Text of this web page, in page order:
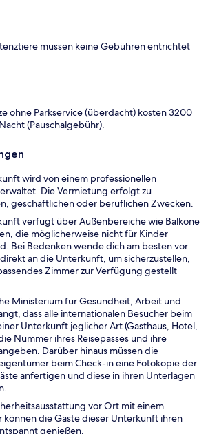
müssen keine Gebühren entrichtet
ohne Parkservice (überdacht) kosten 3200
(Pauschalgebühr).
wird von einem professionellen
Die Vermietung erfolgt zu
geschäftlichen oder beruflichen Zwecken.
verfügt über Außenbereiche wie Balkone
die möglicherweise nicht für Kinder
Bei Bedenken wende dich am besten vor
an die Unterkunft, um sicherzustellen,
Zimmer zur Verfügung gestellt
Ministerium für Gesundheit, Arbeit und
dass alle internationalen Besucher beim
Unterkunft jeglicher Art (Gasthaus, Hotel,
Nummer ihres Reisepasses und ihre
Darüber hinaus müssen die
beim Check-in eine Fotokopie der
anfertigen und diese in ihren Unterlagen
vor Ort mit einem
können die Gäste dieser Unterkunft ihren
genießen.